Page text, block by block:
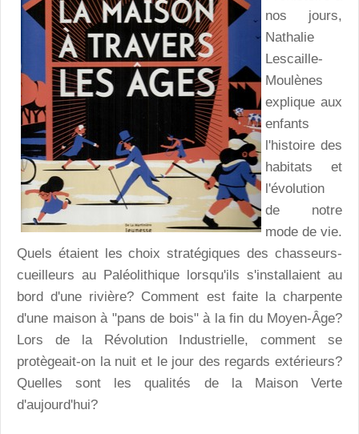
nos jours,
Nathalie
Lescaille-
Moulènes
explique aux
enfants
l'histoire des
habitats et
l'évolution
de notre
mode de vie.
Quels étaient les choix stratégiques des chasseurs-
cueilleurs au Paléolithique lorsqu'ils s'installaient au
bord d'une rivière? Comment est faite la charpente
d'une maison à "pans de bois" à la fin du Moyen-Âge?
Lors de la Révolution Industrielle, comment se
protègeait-on la nuit et le jour des regards extérieurs?
Quelles sont les qualités de la Maison Verte
d'aujourd'hui?